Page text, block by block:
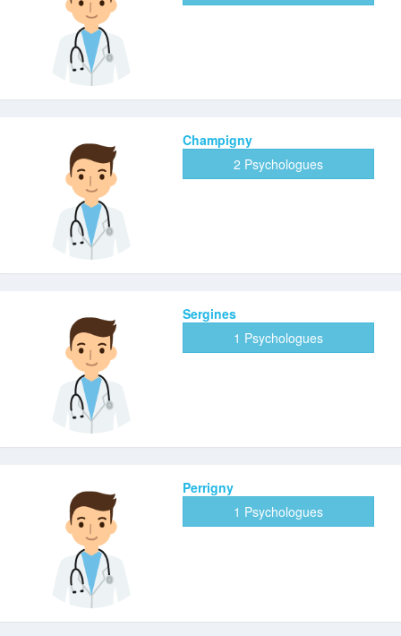
Champigny
2 Psychologues
Sergines
1 Psychologues
Perrigny
1 Psychologues